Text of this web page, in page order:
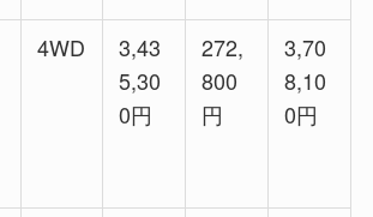
4WD
3,43
5,30
0円
272,
800
円
3,70
8,10
0​円